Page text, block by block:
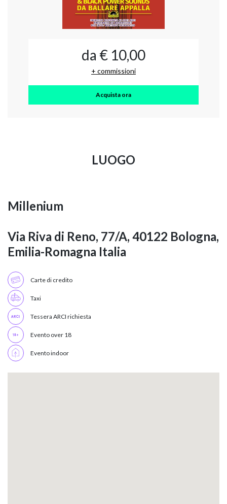
da € 10,00
+ commissioni
Acquista ora
LUOGO
Millenium
Via Riva di Reno, 77/A, 40122 Bologna,
Emilia-Romagna Italia
Carte di credito
Taxi
Tessera ARCI richiesta
Evento over 18
Evento indoor